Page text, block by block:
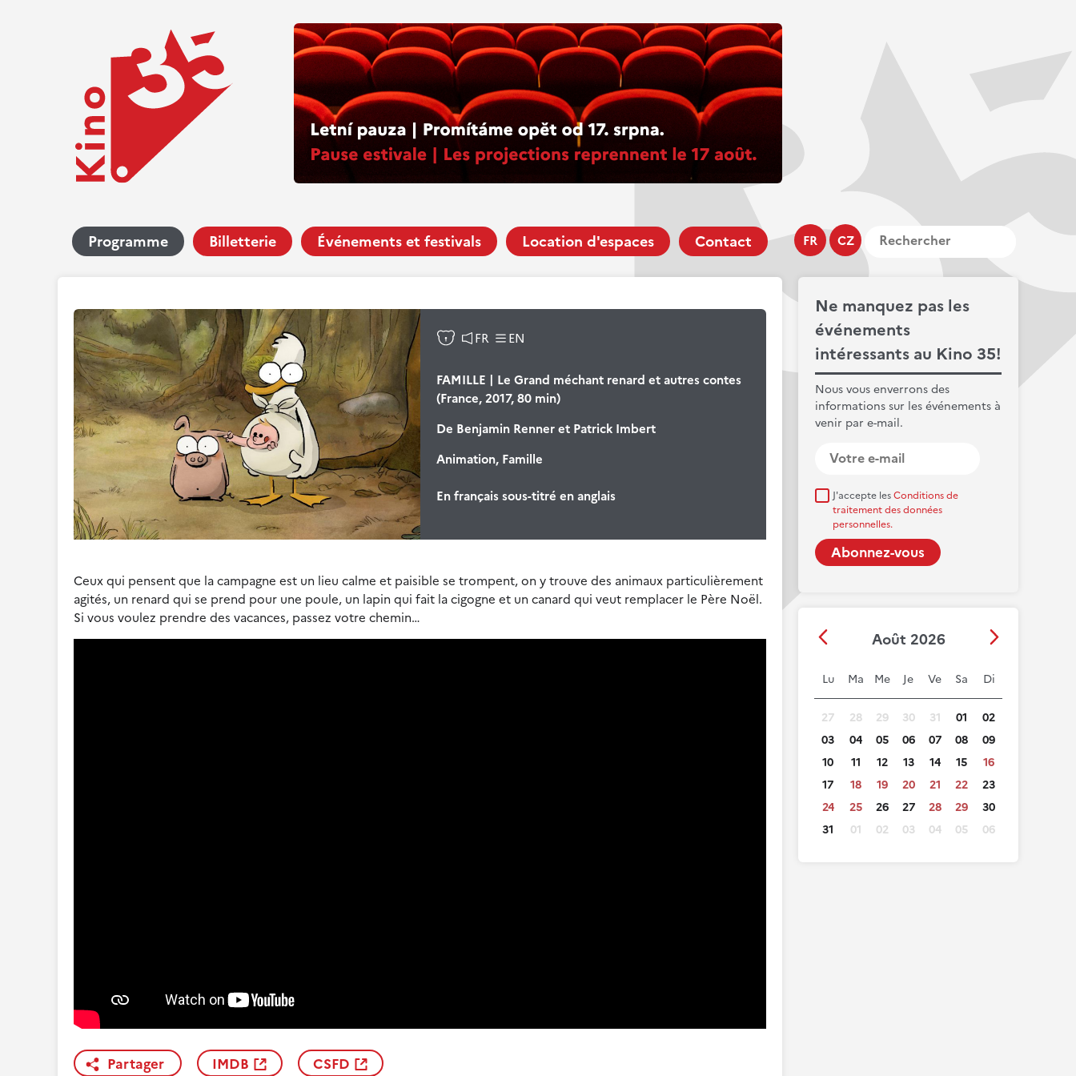
FR CZ
Programme Billetterie Événements et festivals Location d'espaces Contact
Ne manquez pas les
événements
intéressants au Kino 35!
Nous vous enverrons des
informations sur les événements à
venir par e-mail.
J'accepte lesConditions de
traitement des données
personnelles.
Août 2026
Lu Ma Me Je Ve Sa Di
27 28 29 30 31 01
02
03
04 05 06 07 08
09
10
11 12 13 14 15
16
17
18 19 20 21 22
23
24
25 26 27 28 29
30
31
01 02 03 04 05 06
FR EN
FAMILLE | Le Grand méchant renard et autres contes
(France, 2017, 80 min)
De Benjamin Renner et Patrick Imbert
Animation, Famille
En français sous-titré en anglais
Ceux qui pensent que la campagne est un lieu calme et paisible se trompent, on y trouve des animaux particulièrement
agités, un renard qui se prend pour une poule, un lapin qui fait la cigogne et un canard qui veut remplacer le Père Noël.
Si vous voulez prendre des vacances, passez votre chemin…
Partager IMDB CSFD